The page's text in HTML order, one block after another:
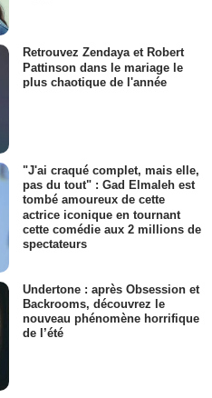
Retrouvez Zendaya et Robert
Pattinson dans le mariage le
plus chaotique de l'année
"J'ai craqué complet, mais elle,
pas du tout" : Gad Elmaleh est
tombé amoureux de cette
actrice iconique en tournant
cette comédie aux 2 millions de
spectateurs
Undertone : après Obsession et
Backrooms, découvrez le
nouveau phénomène horrifique
de l’été